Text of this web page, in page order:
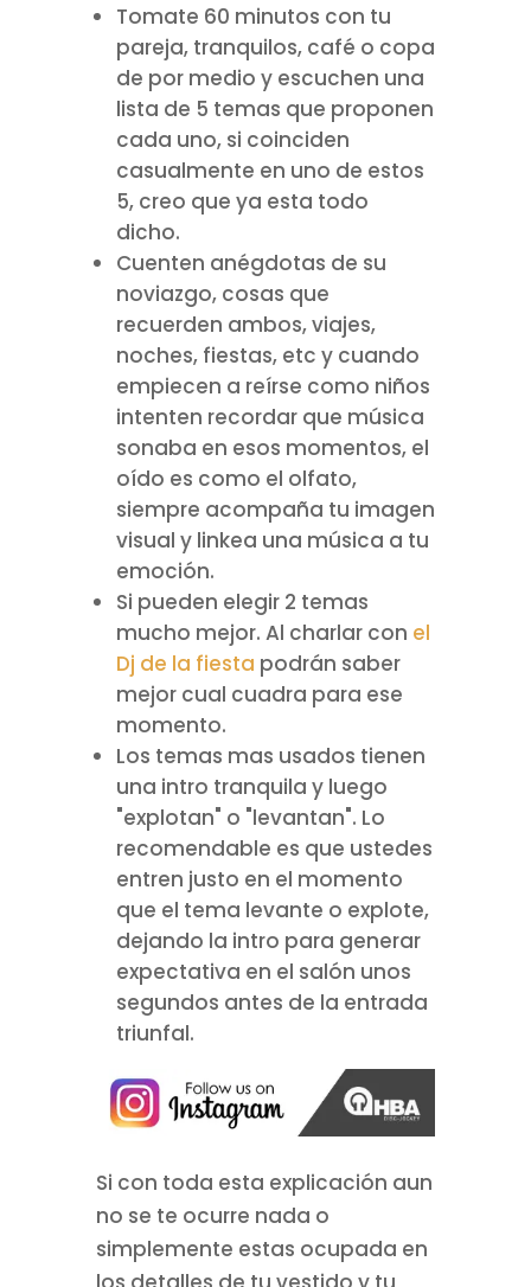
Tomate 60 minutos con tu
pareja, tranquilos, café o copa
de por medio y escuchen una
lista de 5 temas que proponen
cada uno, si coinciden
casualmente en uno de estos
5, creo que ya esta todo
dicho.
Cuenten anégdotas de su
noviazgo, cosas que
recuerden ambos, viajes,
noches, fiestas, etc y cuando
empiecen a reírse como niños
intenten recordar que música
sonaba en esos momentos, el
oído es como el olfato,
siempre acompaña tu imagen
visual y linkea una música a tu
emoción.
Si pueden elegir 2 temas
mucho mejor. Al charlar con el
Dj de la fiesta podrán saber
mejor cual cuadra para ese
momento.
Los temas mas usados tienen
una intro tranquila y luego
"explotan" o "levantan". Lo
recomendable es que ustedes
entren justo en el momento
que el tema levante o explote,
dejando la intro para generar
expectativa en el salón unos
segundos antes de la entrada
triunfal.
Si con toda esta explicación aun
no se te ocurre nada o
simplemente estas ocupada en